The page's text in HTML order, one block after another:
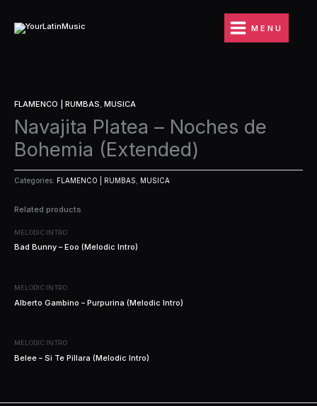
contenido
MENU
FLAMENCO | RUMBAS, MUSICA
Navajita Platea – Noches de
Bohemia (Extended)
Categories: FLAMENCO | RUMBAS, MUSICA
Related products
MELODIC INTRO
Bad Bunny – Eoo (Melodic Intro)
MELODIC INTRO
Alberto Gambino – Purpurina (Melodic Intro)
MELODIC INTRO
Belee – Si Te Pillara (Melodic Intro)